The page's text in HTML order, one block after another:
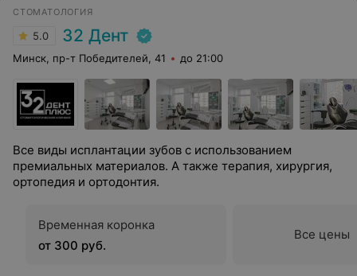
СТОМАТОЛОГИЯ
5.0 32 Дент
Минск, пр-т Победителей, 41 до 21:00
Все виды исплантации зубов с использованием
премиальных материалов. А также терапия, хирургия,
ортопедия и ортодонтия.
Временная коронка
от 300 руб.
Все цены